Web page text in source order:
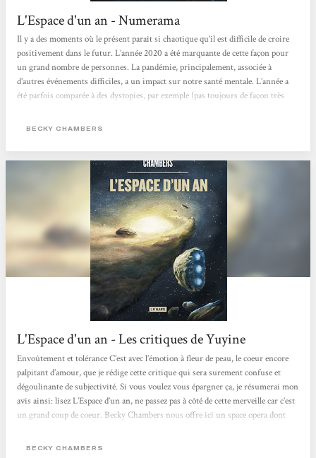
L'Espace d'un an - Numerama
Il y a des moments où le présent paraît si chaotique qu’il est difficile de croire
positivement dans le futur. L’année 2020 a été marquante de cette façon pour
un grand nombre de personnes. La pandémie, principalement, associée à
d’autres événements difficiles, a un impact sur notre santé mentale. L’année a
été parfois comparée à des dystopies, par exemple (pas toujours de façon très
constitue donc un outil pour décrypter...
BECKY CHAMBERS
L'Espace d'un an - Les critiques de Yuyine
Envoûtement et tolérance C’est avec l’émotion à fleur de peau, le coeur encore
palpitant d’amour, que je rédige cette critique qui sera surement confuse et
dégoulinante de subjectivité. Si vous voulez vous épargner ça, je résumerai mon
avis ainsi: lisez L’Espace d’un an, ne passez pas à côté de cette merveille car c’est
un grand coup de coeur. Becky Chambers nous offre ici un space opera dont
par une myriade d’actions trépidantes. Et pourtant,...
BECKY CHAMBERS